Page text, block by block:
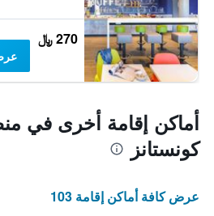
270 ﷼
أماكن إقامة أخرى في
كونستانز
عرض كافة أماكن إقامة 103